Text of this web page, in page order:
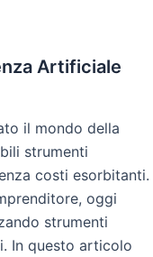
Artificiale
il mondo della
strumenti
costi esorbitanti.
oggi
strumenti
In questo articolo